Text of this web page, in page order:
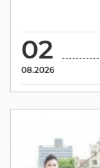
02
08.2026